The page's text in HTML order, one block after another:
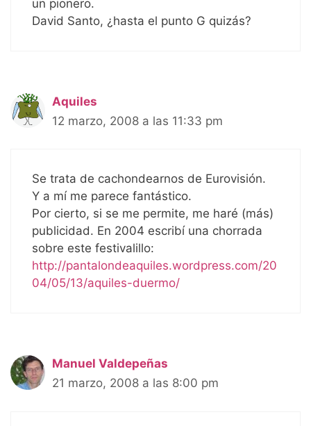
un pionero.
David Santo, ¿hasta el punto G quizás?
Aquiles
12 marzo, 2008 a las 11:33 pm
Se trata de cachondearnos de Eurovisión.
Y a mí me parece fantástico.
Por cierto, si se me permite, me haré (más)
publicidad. En 2004 escribí una chorrada
sobre este festivalillo:
http://pantalondeaquiles.wordpress.com/20
04/05/13/aquiles-duermo/
Manuel Valdepeñas
21 marzo, 2008 a las 8:00 pm